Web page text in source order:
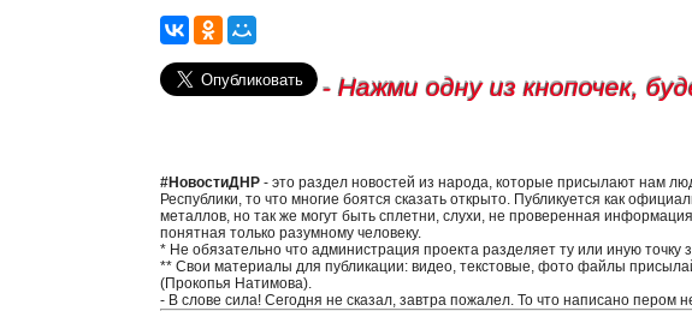
- Нажми одну из кнопочек,
#НовостиДНР - это раздел новостей из народа, которые присылают нам
Республики, то что многие боятся сказать открыто. Публикуется как
металлов, но так же могут быть сплетни, слухи, не проверенная
понятная только разумному человеку.
* Не обязательно что администрация проекта разделяет ту или иную точку
** Свои материалы для публикации: видео, текстовые, фото файлы
(Прокопья Натимова).
- В слове сила! Сегодня не сказал, завтра пожалел. То что написано пером